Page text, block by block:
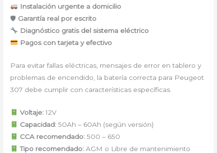
Instalación urgente a domicilio
🛡 Garantía real por escrito
Diagnóstico gratis del sistema eléctrico
Pagos con tarjeta y efectivo
Para evitar fallas eléctricas, mensajes de error en tablero y
problemas de encendido, la batería correcta para Peugeot
307 debe cumplir con características específicas.
Voltaje:12V
Capacidad:50Ah – 60Ah (según versión)
CCA recomendado:500 – 650
Tipo recomendado:AGM o Libre de mantenimiento